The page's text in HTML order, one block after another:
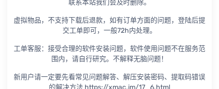
联系本站我们会及时删除。
虚拟物品，不支持下载后退款，如有订单方面的问题，登陆后提
交工单即可，一般72h内处理。
工单客服：接受合理的软件安装问题，软件使用问题不在服务范
围内，请自行研究。不解释无脑问题！
新用户请一定要先看常见问题解答、解压安装密码、提取码错误